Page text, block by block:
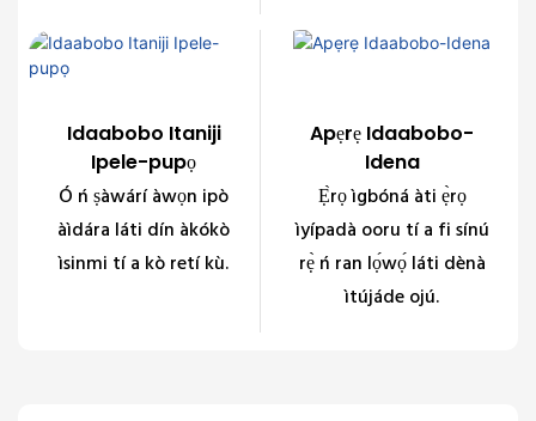
Idaabobo Itaniji
Ipele-pupọ
Ó ń ṣàwárí àwọn ipò
àìdára láti dín àkókò
ìsinmi tí a kò retí kù.
Apẹrẹ Idaabobo-
Idena
Ẹ̀rọ ìgbóná àti ẹ̀rọ
ìyípadà ooru tí a fi sínú
rẹ̀ ń ran lọ́wọ́ láti dènà
ìtújáde ojú.